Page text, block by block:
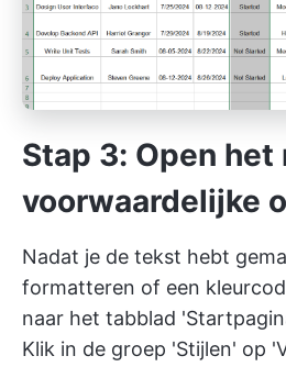
Stap 3: Open het
voorwaardelijke
Nadat je de tekst hebt
formatteren of een
naar het tabblad
Klik in de groep 'Stijlen' op